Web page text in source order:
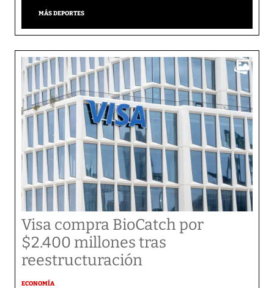
MÁS DEPORTES
Visa compra BioCatch por
$2.400 millones tras
reestructuración
ECONOMÍA